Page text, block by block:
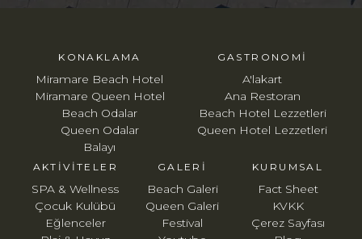
KONAKLAMA
Miramare Beach Hotel
Miramare Queen Hotel
Beach Odalar
Queen Odalar
Balayı
GASTRONOMI
A'lakart
Ana Restoran
Beach Hotel Lezzetleri
Queen Hotel Lezzetleri
AKTIVITELER
SPA & Wellness
Çocuk Kulübü
Eğlenceler
KURUMSAL
Fact Sheet
KVKK
Çerez Sayfası
GALERI
Beach Galeri
Queen Galeri
Festival